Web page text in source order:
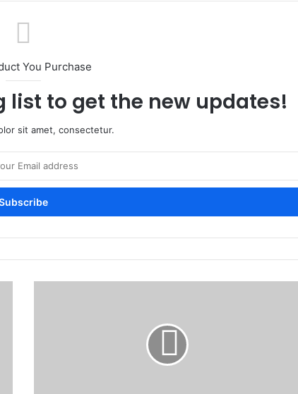
You Purchase
list to get the new updates!
sit amet, consectetur.